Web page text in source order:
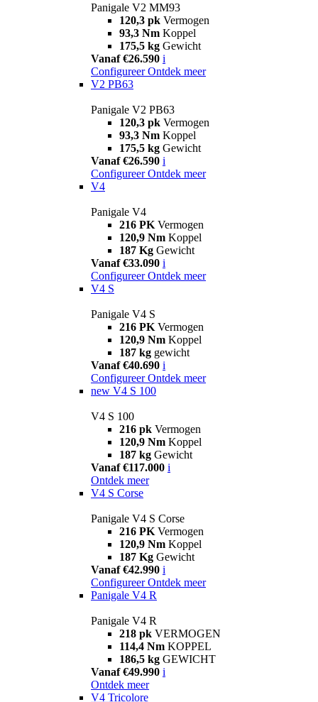
Panigale V2 MM93
120,3 pk Vermogen
93,3 Nm Koppel
175,5 kg Gewicht
Vanaf €26.590 i
Configureer Ontdek meer
V2 PB63
Panigale V2 PB63
120,3 pk Vermogen
93,3 Nm Koppel
175,5 kg Gewicht
Vanaf €26.590 i
Configureer Ontdek meer
V4
Panigale V4
216 PK Vermogen
120,9 Nm Koppel
187 Kg Gewicht
Vanaf €33.090 i
Configureer Ontdek meer
V4 S
Panigale V4 S
216 PK Vermogen
120,9 Nm Koppel
187 kg gewicht
Vanaf €40.690 i
Configureer Ontdek meer
new V4 S 100
V4 S 100
216 pk Vermogen
120,9 Nm Koppel
187 kg Gewicht
Vanaf €117.000 i
Ontdek meer
V4 S Corse
Panigale V4 S Corse
216 PK Vermogen
120,9 Nm Koppel
187 Kg Gewicht
Vanaf €42.990 i
Configureer Ontdek meer
Panigale V4 R
Panigale V4 R
218 pk VERMOGEN
114,4 Nm KOPPEL
186,5 kg GEWICHT
Vanaf €49.990 i
Ontdek meer
V4 Tricolore